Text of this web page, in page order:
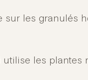
sur les granulés
les plantes